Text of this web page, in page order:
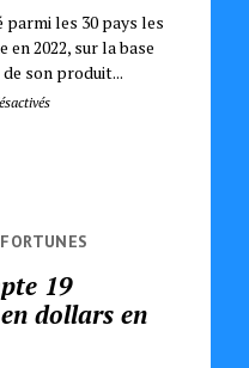
parmi les 30 pays les
en 2022, sur la base
son produit...
19
dollars en